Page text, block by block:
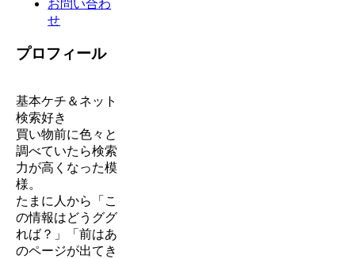
お問い合わ
せ
プロフィール
基本ケチ＆ネット
検索好き
買い物前に色々と
調べていたら検索
力が高くなった模
様。
たまに人から「こ
の情報はどうググ
れば？」「前はあ
のページが出てき